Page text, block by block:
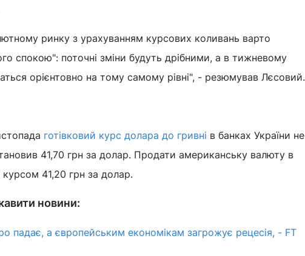
ринку з урахуванням курсових коливань варто
спокою": поточні зміни будуть дрібними, а в тижневому
орієнтовно на тому самому рівні", - резюмував Лєсовий.
готівковий курс долара до гривні в банках України не
41,70 грн за долар. Продати американську валюту в
41,20 грн за долар.
новини:
падає, а європейським економікам загрожує рецесія, - FT